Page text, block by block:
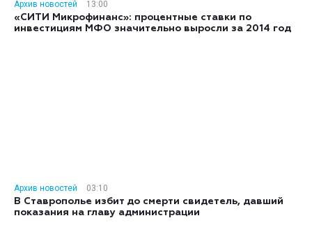
Архив новостей
13:00
«СИТИ Микрофинанс»: процентные ставки по
инвестициям МФО значительно выросли за 2014 год
Архив новостей
03:10
В Ставрополье избит до смерти свидетель, давший
показания на главу администрации